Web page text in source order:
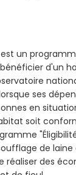
est un
bénéficier
ses
en
soit
de
des